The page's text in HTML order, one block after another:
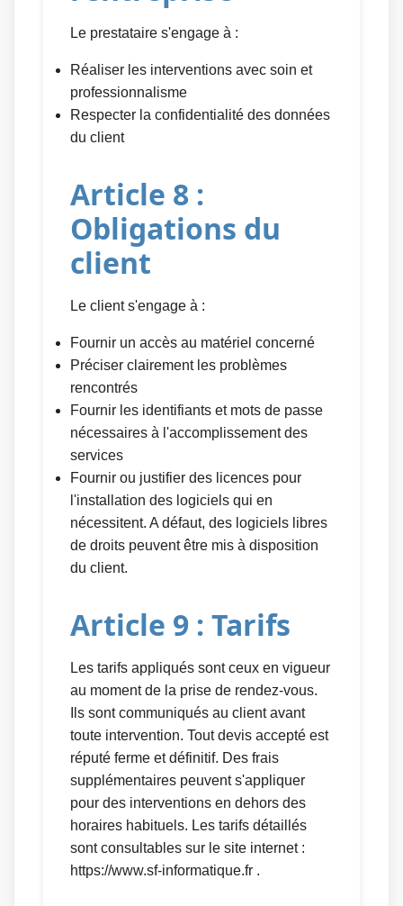
Le prestataire s'engage à :
Réaliser les interventions avec soin et
professionnalisme
Respecter la confidentialité des données
du client
Article 8 :
Obligations du
client
Le client s'engage à :
Fournir un accès au matériel concerné
Préciser clairement les problèmes
rencontrés
Fournir les identifiants et mots de passe
nécessaires à l'accomplissement des
services
Fournir ou justifier des licences pour
l'installation des logiciels qui en
nécessitent. A défaut, des logiciels libres
de droits peuvent être mis à disposition
du client.
Article 9 : Tarifs
Les tarifs appliqués sont ceux en vigueur
au moment de la prise de rendez-vous.
Ils sont communiqués au client avant
toute intervention. Tout devis accepté est
réputé ferme et définitif. Des frais
supplémentaires peuvent s'appliquer
pour des interventions en dehors des
horaires habituels. Les tarifs détaillés
sont consultables sur le site internet :
https://www.sf-informatique.fr .